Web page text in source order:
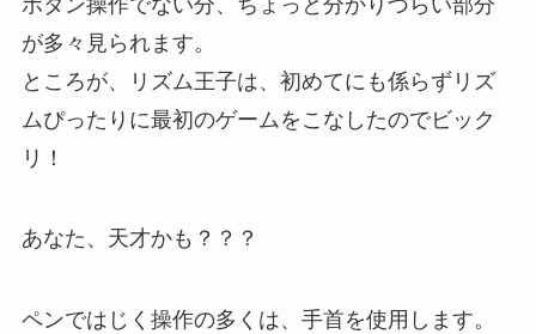
が多々見られます。
ところが、リズム王子は、初めてにも係らずリズ
ムぴったりに最初のゲームをこなしたのでビック
リ！
あなた、天才かも？？？
ペンではじく操作の多くは、手首を使用します。